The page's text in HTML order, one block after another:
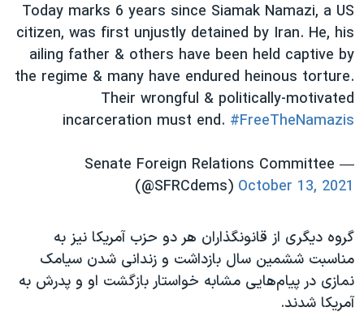
Today marks 6 years since Siamak Namazi, a US
citizen, was first unjustly detained by Iran. He, his
ailing father & others have been held captive by
the regime & many have endured heinous torture.
Their wrongful & politically-motivated
incarceration must end. #FreeTheNamazis
— Senate Foreign Relations Committee
(@SFRCdems) October 13, 2021
گروه دیگری از قانونگذاران هر دو حزب آمریکا نیز به
مناسبت ششمین سال بازداشت و زندانی شدن سیامک
نمازی در پیام‌‌هایی مشابه خواستار بازگشت او و پدرش به
آمریکا شدند.